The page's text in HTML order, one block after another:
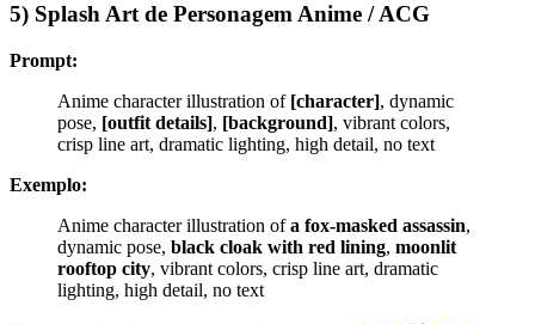
5) Splash Art de Personagem Anime / ACG
Prompt:
Anime character illustration of [character], dynamic
pose, [outfit details], [background], vibrant colors,
crisp line art, dramatic lighting, high detail, no text
Exemplo:
Anime character illustration ofa fox-masked assassin,
dynamic pose, black cloak with red lining, moonlit
rooftop city, vibrant colors, crisp line art, dramatic
lighting, high detail, no text